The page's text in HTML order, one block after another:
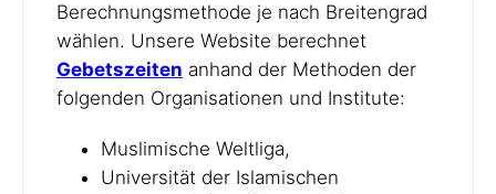
Berechnungsmethode je nach Breitengrad
wählen. Unsere Website berechnet
Gebetszeiten anhand der Methoden der
folgenden Organisationen und Institute:
Muslimische Weltliga,
Universität der Islamischen